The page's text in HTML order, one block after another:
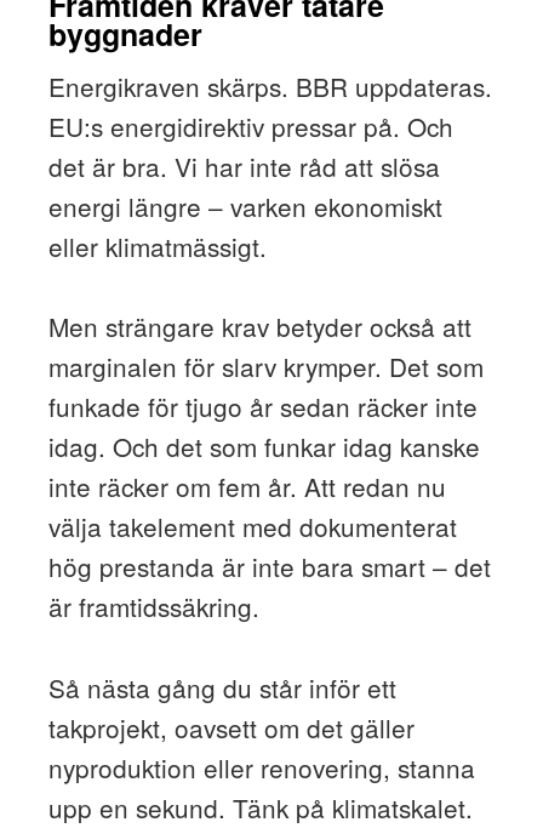
byggnader
Energikraven skärps. BBR uppdateras.
EU:s energidirektiv pressar på. Och
det är bra. Vi har inte råd att slösa
energi längre – varken ekonomiskt
eller klimatmässigt.
Men strängare krav betyder också att
marginalen för slarv krymper. Det som
funkade för tjugo år sedan räcker inte
idag. Och det som funkar idag kanske
inte räcker om fem år. Att redan nu
välja takelement med dokumenterat
hög prestanda är inte bara smart – det
är framtidssäkring.
Så nästa gång du står inför ett
takprojekt, oavsett om det gäller
nyproduktion eller renovering, stanna
upp en sekund. Tänk på klimatskalet.